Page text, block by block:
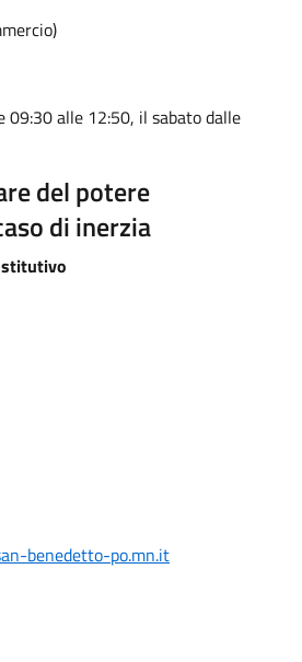
09:30 alle 12:50, il sabato dalle
del potere
di inerzia
benedetto-po.mn.it